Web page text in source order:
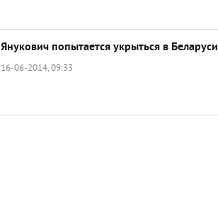
Янукович попытается укрыться в
16-06-2014, 09:33